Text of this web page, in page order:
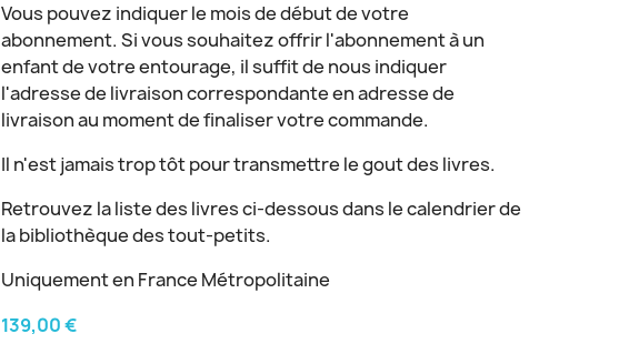
Vous pouvez indiquer le mois de début de votre
abonnement. Si vous souhaitez offrir l'abonnement à un
enfant de votre entourage, il suffit de nous indiquer
l'adresse de livraison correspondante en adresse de
livraison au moment de finaliser votre commande.
Il n'est jamais trop tôt pour transmettre le gout des livres.
Retrouvez la liste des livres ci-dessous dans le calendrier de
la bibliothèque des tout-petits.
Uniquement en France Métropolitaine
139,00 €